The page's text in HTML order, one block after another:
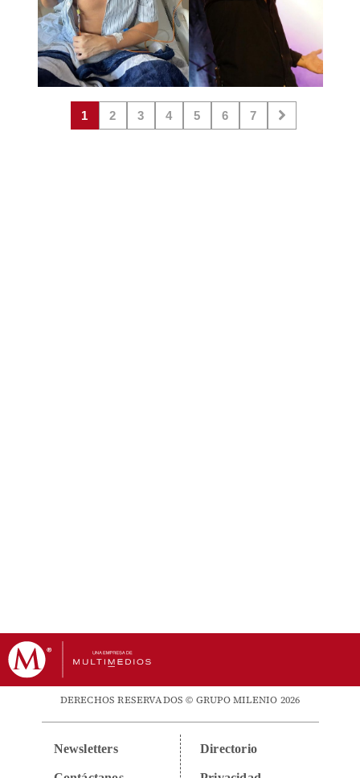
1 2 3 4 5 6 7
DERECHOS RESERVADOS © GRUPO MILENIO 2026
Newsletters Directorio